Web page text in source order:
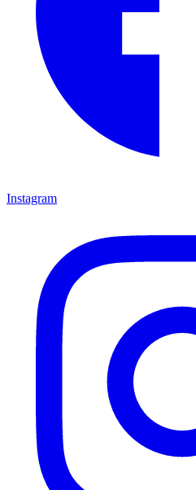
Instagram